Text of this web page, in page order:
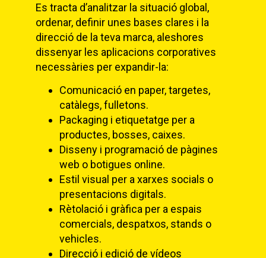
Es tracta d’analitzar la situació global,
ordenar, definir unes bases clares i la
direcció de la teva marca, aleshores
dissenyar les aplicacions corporatives
necessàries per expandir-la:
Comunicació en paper, targetes,
catàlegs, fulletons.
Packaging i etiquetatge per a
productes, bosses, caixes.
Disseny i programació de pàgines
web o botigues online.
Estil visual per a xarxes socials o
presentacions digitals.
Rètolació i gràfica per a espais
comercials, despatxos, stands o
vehicles.
Direcció i edició de vídeos